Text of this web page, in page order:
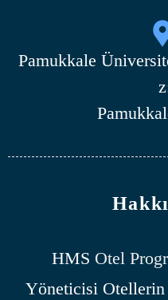
Pamukkale
HMS Otel
Yöneticisi Otellerin